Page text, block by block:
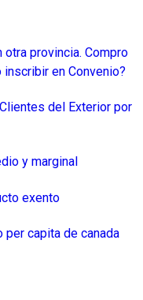
otra provincia. Compro
en Convenio?
del Exterior por
y marginal
exento
capita de canada